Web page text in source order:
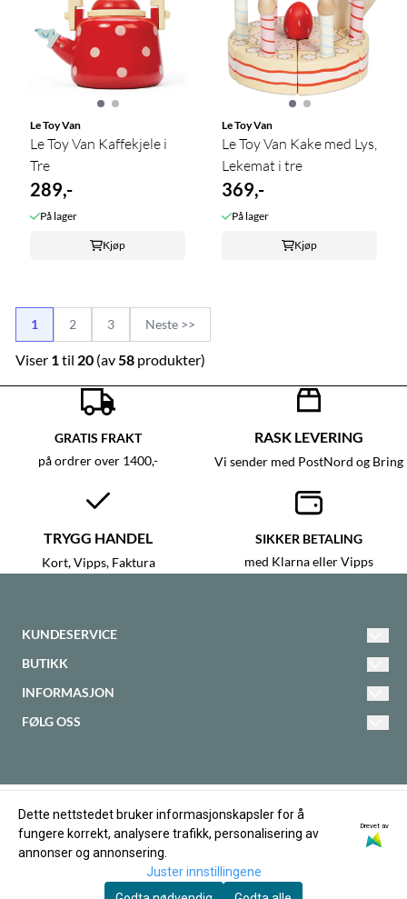
Le Toy Van
Le Toy Van Kaffekjele i
Tre
289,-
På lager
Kjøp
Le Toy Van
Le Toy Van Kake med Lys,
Lekemat i tre
369,-
På lager
Kjøp
1 2 3 Neste >>
Viser 1til 20(av58produkter)
GRATIS FRAKT
på ordrer over 1400,-
RASK LEVERING
Vi sender med PostNord og Bring
TRYGG HANDEL
Kort, Vipps, Faktura
SIKKER BETALING
med Klarna eller Vipps
KUNDESERVICE
Interiør & Eksteriør
5300 Kleppestø
97 95 42 04
BUTIKK
Vilkår
Kontakt oss
Logg inn
INFORMASJON
Om oss
Betaling og frakt
Personvern
Retur og angrerett
FØLG OSS
Instagram
Nyhetsbrev
Dette nettstedet bruker informasjonskapsler for å
fungere korrekt, analysere trafikk, personalisering av
annonser og annonsering.
Drevet av
Juster innstillingene